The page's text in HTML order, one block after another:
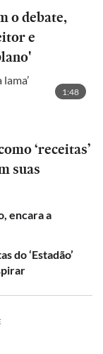
o debate,
e
1:48
‘receitas’
suas
encara a
do ‘Estadão’